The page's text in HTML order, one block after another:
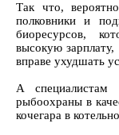
Так что,
полковники и
биоресурсов,
высокую
вправе ухудшать
А
рыбоохраны в
кочегара в